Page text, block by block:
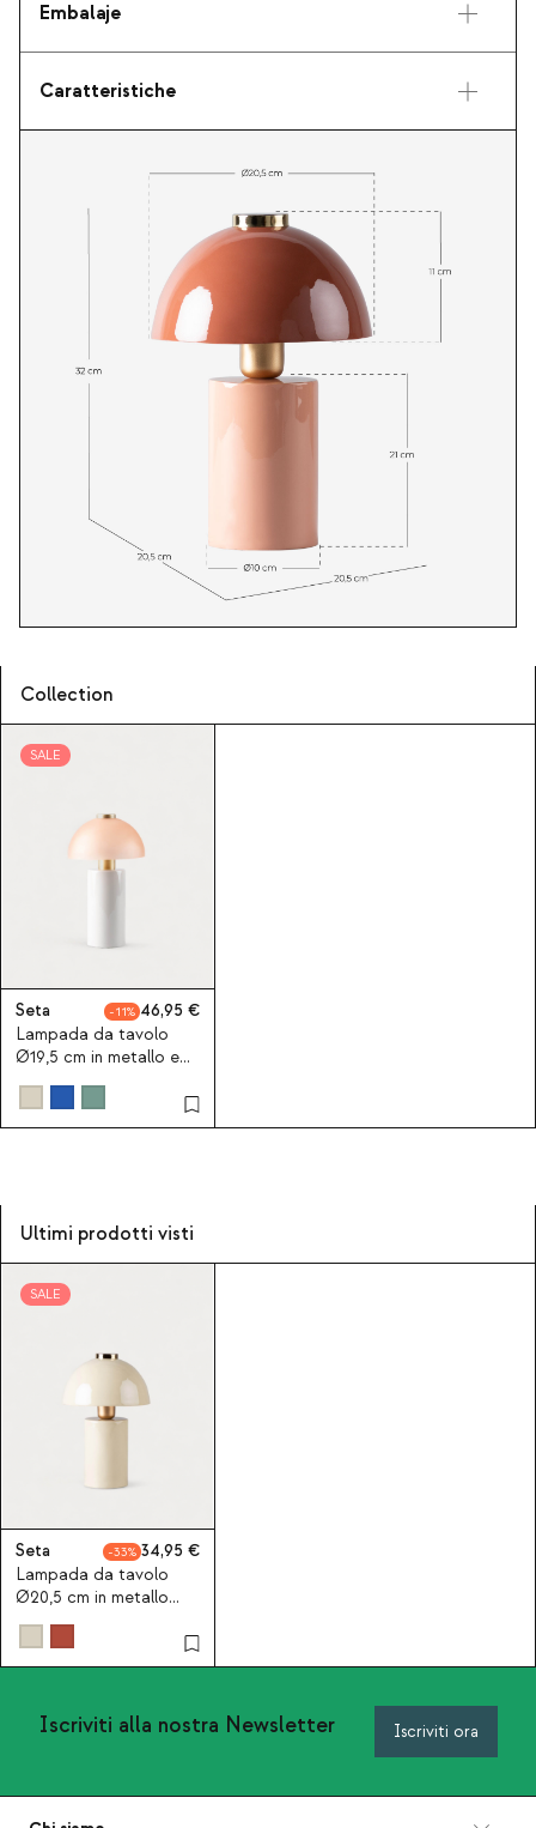
Embalaje
Caratteristiche
Collection
SALE
Seta 11
46,95
Lampada da tavolo
Ø19,5 cm in metallo e
vetro Seta Vidre
Ultimi prodotti visti
SALE
Seta 33
34,95
Lampada da tavolo
Ø20,5 cm in metallo
Seta
Iscriviti alla nostra Newsletter Iscriviti ora